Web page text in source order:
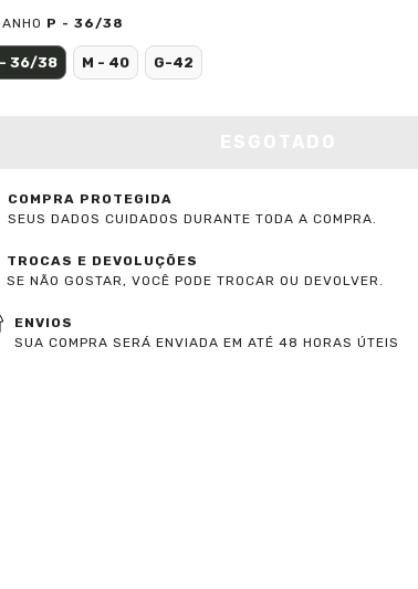
P - 36/38
- 36/38 M - 40 G-42
COMPRA PROTEGIDA
SEUS DADOS CUIDADOS DURANTE TODA A COMPRA.
TROCAS E DEVOLUÇÕES
SE NÃO GOSTAR, VOCÊ PODE TROCAR OU DEVOLVER.
ENVIOS
SUA COMPRA SERÁ ENVIADA EM ATÉ 48 HORAS ÚTEIS